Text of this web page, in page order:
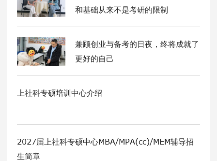
和基础从来不是考研的限制
兼顾创业与备考的日夜，终将成就了
更好的自己
​上社科专硕培训中心介绍
2027届上社科专硕中心MBA/MPA(cc)/MEM辅导招
生简章